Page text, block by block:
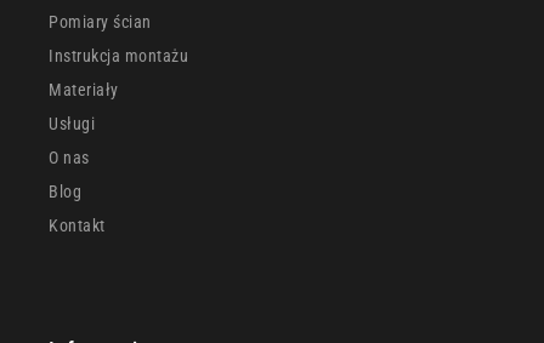
Pomiary ścian
Instrukcja montażu
Materiały
Usługi
O nas
Blog
Kontakt